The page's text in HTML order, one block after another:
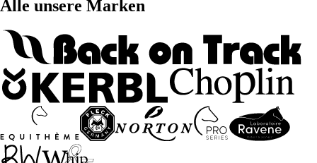
Alle unsere Marken